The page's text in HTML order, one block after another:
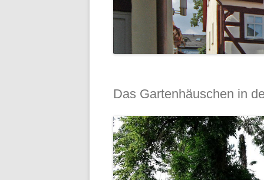
Das Gartenhäuschen in